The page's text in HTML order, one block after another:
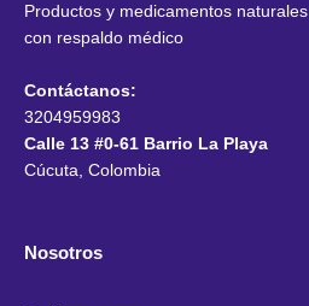
Productos y medicamentos naturales
con respaldo médico
Contáctanos:
3204959983
Calle 13 #0-61 Barrio La Playa
Cúcuta, Colombia
Nosotros